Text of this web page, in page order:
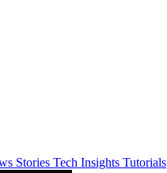
Stories Tech Insights Tutorials